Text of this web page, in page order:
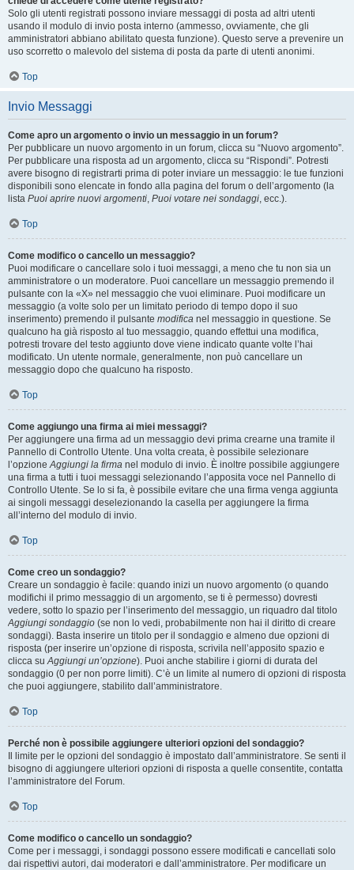
Solo gli utenti registrati possono inviare messaggi di posta ad altri utenti
usando il modulo di invio posta interno (ammesso, ovviamente, che gli
amministratori abbiano abilitato questa funzione). Questo serve a prevenire un
uso scorretto o malevolo del sistema di posta da parte di utenti anonimi.
Top
Invio Messaggi
Come apro un argomento o invio un messaggio in un forum?
Per pubblicare un nuovo argomento in un forum, clicca su “Nuovo argomento”.
Per pubblicare una risposta ad un argomento, clicca su “Rispondi”. Potresti
avere bisogno di registrarti prima di poter inviare un messaggio: le tue funzioni
disponibili sono elencate in fondo alla pagina del forum o dell’argomento (la
lista Puoi aprire nuovi argomenti, Puoi votare nei sondaggi, ecc.).
Top
Come modifico o cancello un messaggio?
Puoi modificare o cancellare solo i tuoi messaggi, a meno che tu non sia un
amministratore o un moderatore. Puoi cancellare un messaggio premendo il
pulsante con la «X» nel messaggio che vuoi eliminare. Puoi modificare un
messaggio (a volte solo per un limitato periodo di tempo dopo il suo
inserimento) premendo il pulsante modifica nel messaggio in questione. Se
qualcuno ha già risposto al tuo messaggio, quando effettui una modifica,
potresti trovare del testo aggiunto dove viene indicato quante volte l’hai
modificato. Un utente normale, generalmente, non può cancellare un
messaggio dopo che qualcuno ha risposto.
Top
Come aggiungo una firma ai miei messaggi?
Per aggiungere una firma ad un messaggio devi prima crearne una tramite il
Pannello di Controllo Utente. Una volta creata, è possibile selezionare
l’opzioneAggiungi la firma nel modulo di invio. È inoltre possibile aggiungere
una firma a tutti i tuoi messaggi selezionando l’apposita voce nel Pannello di
Controllo Utente. Se lo si fa, è possibile evitare che una firma venga aggiunta
ai singoli messaggi deselezionando la casella per aggiungere la firma
all’interno del modulo di invio.
Top
Come creo un sondaggio?
Creare un sondaggio è facile: quando inizi un nuovo argomento (o quando
modifichi il primo messaggio di un argomento, se ti è permesso) dovresti
vedere, sotto lo spazio per l’inserimento del messaggio, un riquadro dal titolo
Aggiungi sondaggio (se non lo vedi, probabilmente non hai il diritto di creare
sondaggi). Basta inserire un titolo per il sondaggio e almeno due opzioni di
risposta (per inserire un’opzione di risposta, scrivila nell’apposito spazio e
clicca suAggiungi un’opzione). Puoi anche stabilire i giorni di durata del
sondaggio (0 per non porre limiti). C’è un limite al numero di opzioni di risposta
che puoi aggiungere, stabilito dall’amministratore.
Top
Perché non è possibile aggiungere ulteriori opzioni del sondaggio?
Il limite per le opzioni del sondaggio è impostato dall’amministratore. Se senti il
bisogno di aggiungere ulteriori opzioni di risposta a quelle consentite, contatta
l’amministratore del Forum.
Top
Come modifico o cancello un sondaggio?
Come per i messaggi, i sondaggi possono essere modificati e cancellati solo
dai rispettivi autori, dai moderatori e dall’amministratore. Per modificare un